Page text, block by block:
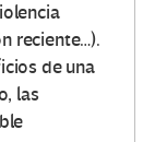
reciente…).
de una
las